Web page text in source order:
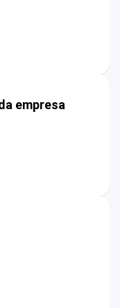
empresa